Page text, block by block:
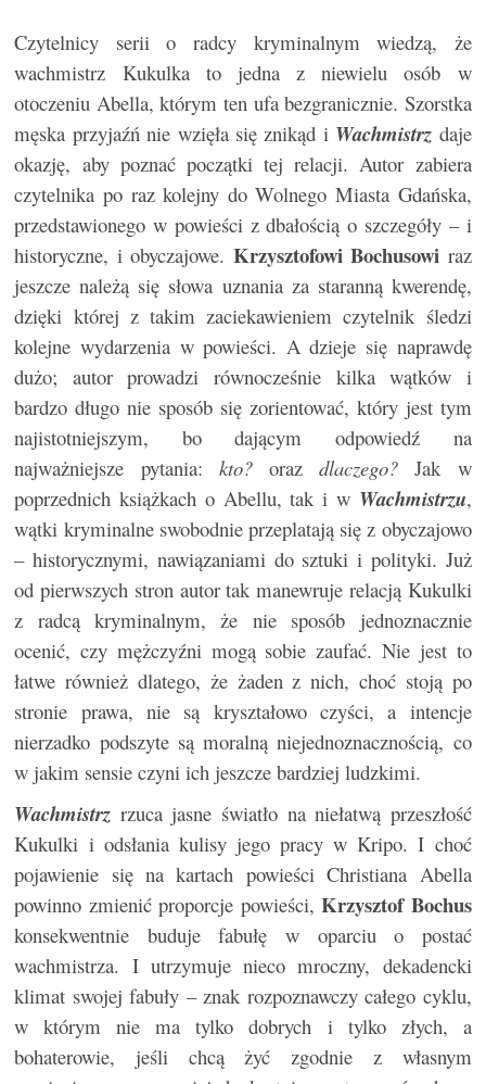
Czytelnicy serii o radcy kryminalnym wiedzą, że
wachmistrz Kukulka to jedna z niewielu osób w
otoczeniu Abella, którym ten ufa bezgranicznie. Szorstka
męska przyjaźń nie wzięła się znikąd i Wachmistrz daje
okazję, aby poznać początki tej relacji. Autor zabiera
czytelnika po raz kolejny do Wolnego Miasta Gdańska,
przedstawionego w powieści z dbałością o szczegóły – i
historyczne, i obyczajowe.Krzysztofowi Bochusowi raz
jeszcze należą się słowa uznania za staranną kwerendę,
dzięki której z takim zaciekawieniem czytelnik śledzi
kolejne wydarzenia w powieści. A dzieje się naprawdę
dużo; autor prowadzi równocześnie kilka wątków i
bardzo długo nie sposób się zorientować, który jest tym
najistotniejszym, bo dającym odpowiedź na
najważniejsze pytania: kto?orazdlaczego? Jak w
poprzednich książkach o Abellu, tak i w Wachmistrzu,
wątki kryminalne swobodnie przeplatają się z obyczajowo
– historycznymi, nawiązaniami do sztuki i polityki. Już
od pierwszych stron autor tak manewruje relacją Kukulki
z radcą kryminalnym, że nie sposób jednoznacznie
ocenić, czy mężczyźni mogą sobie zaufać. Nie jest to
łatwe również dlatego, że żaden z nich, choć stoją po
stronie prawa, nie są kryształowo czyści, a intencje
nierzadko podszyte są moralną niejednoznacznością, co
w jakim sensie czyni ich jeszcze bardziej ludzkimi.
Wachmistrz rzuca jasne światło na niełatwą przeszłość
Kukulki i odsłania kulisy jego pracy w Kripo. I choć
pojawienie się na kartach powieści Christiana Abella
powinno zmienić proporcje powieści,Krzysztof Bochus
konsekwentnie buduje fabułę w oparciu o postać
wachmistrza. I utrzymuje nieco mroczny, dekadencki
klimat swojej fabuły – znak rozpoznawczy całego cyklu,
w którym nie ma tylko dobrych i tylko złych, a
bohaterowie, jeśli chcą żyć zgodnie z własnym